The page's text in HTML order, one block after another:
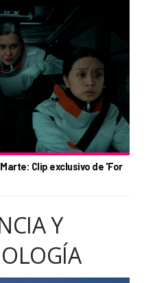
Clip exclusivo de 'For
Y